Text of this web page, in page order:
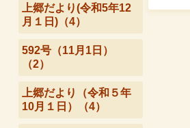
上郷だより(令和5年12
月１日)（4）
592号（11月1日）
（2）
上郷だより（令和５年
10月１日）（4）